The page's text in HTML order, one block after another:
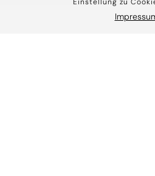
Leben auseinanderzusetzen
erinnern, wer oder was